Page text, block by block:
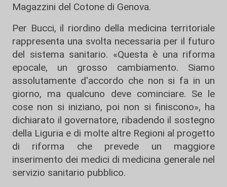
Magazzini del Cotone di Genova.
Per Bucci, il riordino della medicina territoriale
rappresenta una svolta necessaria per il futuro
del sistema sanitario. «Questa è una riforma
epocale, un grosso cambiamento. Siamo
assolutamente d'accordo che non si fa in un
giorno, ma qualcuno deve cominciare. Se le
cose non si iniziano, poi non si finiscono», ha
dichiarato il governatore, ribadendo il sostegno
della Liguria e di molte altre Regioni al progetto
di riforma che prevede un maggiore
inserimento dei medici di medicina generale nel
servizio sanitario pubblico.